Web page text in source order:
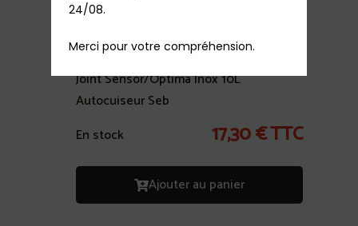
Joint Sensor/Optima Inox 10L
Autocuiseur Seb
En stock
17,30€TTC
Ajouter au panier
24/08.
Merci pour votre compréhension.